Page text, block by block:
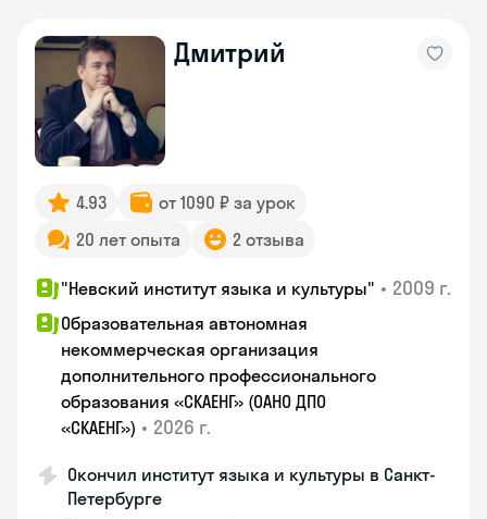
Дмитрий
4.93
от 1090 ₽ за урок
20 лет опыта
2 отзыва
"Невский институт языка и культуры" • 2009 г.
Образовательная автономная
некоммерческая организация
дополнительного профессионального
образования «СКАЕНГ» (ОАНО ДПО
«СКАЕНГ») • 2026 г.
Окончил институт языка и культуры в Санкт-
Петербурге